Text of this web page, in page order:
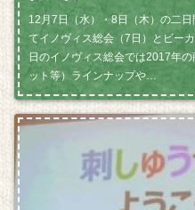
12月7日（水）・8日（木）の二
てイノヴィス総会（7日）とビー
日のイノヴィス総会では2017年
ット等）ラインナップや…